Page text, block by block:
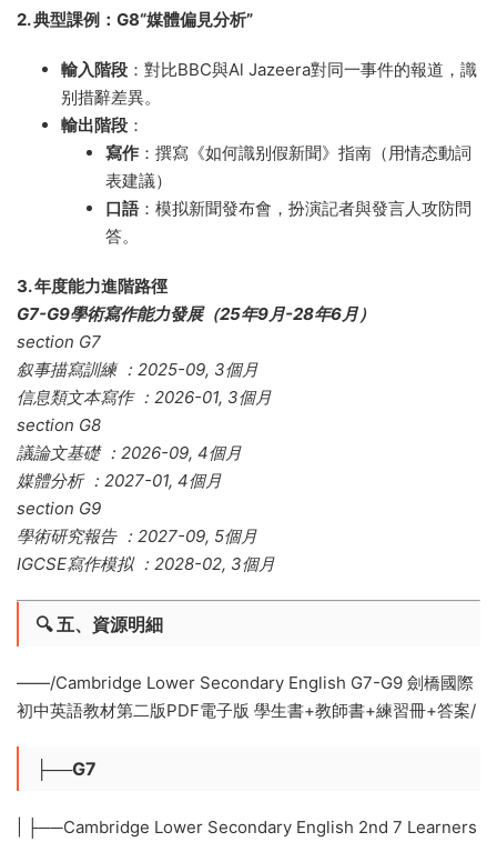
2. 典型課例：G8“媒體偏見分析”​
輸入階段 ​：對比BBC與Al Jazeera對同一事件的報道，識
别措辭差異。
輸出階段 ​：
寫作 ​：撰寫《如何識别假新聞》指南（用情态動詞
表建議）
口語​：模拟新聞發布會，扮演記者與發言人攻防問
答。
3. 年度能力進階路徑
G7-G9學術寫作能力發展（25年9月-28年6月）
section G7
叙事描寫訓練 ：2025-09, 3個月
信息類文本寫作 ：2026-01, 3個月
section G8
議論文基礎 ：2026-09, 4個月
媒體分析 ：2027-01, 4個月
section G9
學術研究報告 ：2027-09, 5個月
IGCSE寫作模拟 ：2028-02, 3個月
🔍 ​五、資源明細
——/Cambridge Lower Secondary English G7-G9 劍橋國際
初中英語教材第二版PDF電子版 學生書+教師書+練習冊+答案/
├──G7
| ├──Cambridge Lower Secondary English 2nd 7 Learners